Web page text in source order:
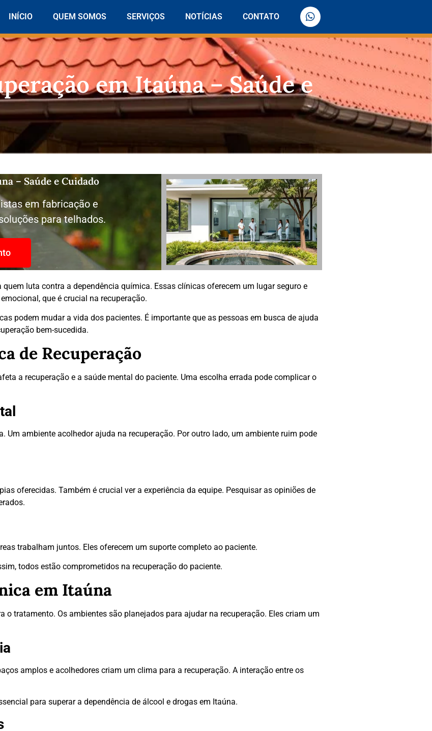
INÍCIO QUEM SOMOS SERVIÇOS NOTÍCIAS CONTATO
em Itaúna – Saúde e
– Saúde e Cuidado
em fabricação e
para telhados.
quem luta contra a dependência química. Essas clínicas oferecem um lugar seguro e
que é crucial na recuperação.
podem mudar a vida dos pacientes. É importante que as pessoas em busca de ajuda
bem-sucedida.
de Recuperação
a recuperação e a saúde mental do paciente. Uma escolha errada pode complicar o
ambiente acolhedor ajuda na recuperação. Por outro lado, um ambiente ruim pode
oferecidas. Também é crucial ver a experiência da equipe. Pesquisar as opiniões de
trabalham juntos. Eles oferecem um suporte completo ao paciente.
todos estão comprometidos na recuperação do paciente.
em Itaúna
tratamento. Os ambientes são planejados para ajudar na recuperação. Eles criam um
amplos e acolhedores criam um clima para a recuperação. A interação entre os
para superar a dependência de álcool e drogas em Itaúna.